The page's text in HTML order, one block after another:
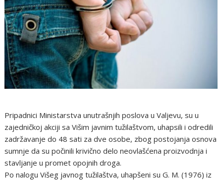
Pripadnici Ministarstva unutrašnjih poslova u Valjevu, su u
zajedničkoj akciji sa Višim javnim tužilaštvom, uhapsili i odredili
zadržavanje do 48 sati za dve osobe, zbog postojanja osnova
sumnje da su počinili krivično delo neovlašćena proizvodnja i
stavljanje u promet opojnih droga.
Po nalogu Višeg javnog tužilaštva, uhapšeni su G. M. (1976) iz